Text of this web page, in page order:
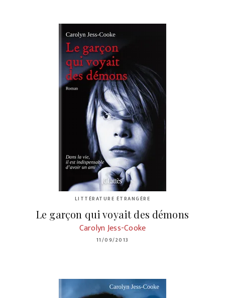
LITTÉRATURE ÉTRANGÈRE
Le garçon qui voyait des démons
Carolyn Jess-Cooke
11/09/2013